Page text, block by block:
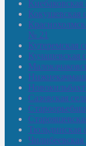
Кокушевская
№ 21
Кутеремская
Кучашевская
Сазовская
Тюльдинская